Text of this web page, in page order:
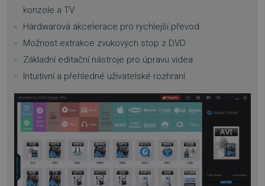
konzole a TV
Hardwarová akcelerace pro rychlejší převod
Možnost extrakce zvukových stop z DVD
Základní editační nástroje pro úpravu videa
Intuitivní a přehledné uživatelské rozhraní